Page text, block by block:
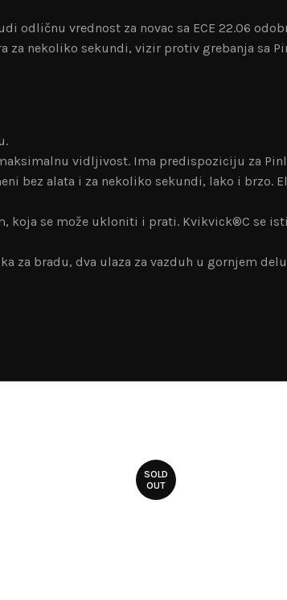
odličnu vrednost za novac sa ECE 22.06
za nekoliko sekundi, vizir protiv grebanja sa
vidljivost. Ima predispoziciju za
bez alata i za nekoliko sekundi, lako i brzo.
se može ukloniti i prati. Kvikvick®C se
za bradu, dva ulaza za vazduh u gornjem
SOLD
OUT